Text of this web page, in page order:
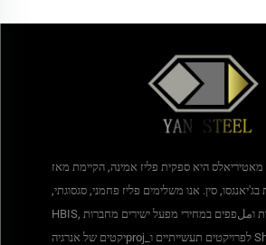
מאטיריאלס היא ספקית פליז אמינה, הקיימת מאז
בג'יאנגסו, סין. אנו משלימים פליז פחמני, סגסוגתי,
מבני, צינורות, לוחות וملפפים במחירי מפעל ישירים מחברות HBIS,
Shougang, POSCO לפרויקטים תעשייתיים ו_projיקטים של אנרגיה